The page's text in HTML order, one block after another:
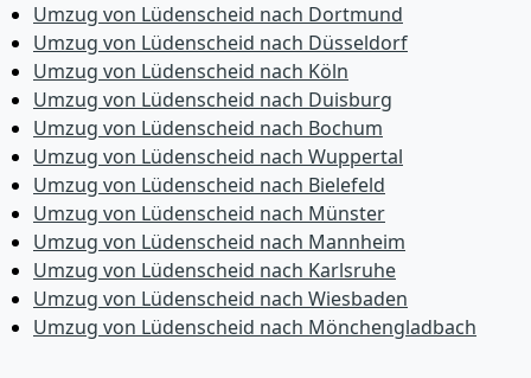
Umzug von Lüdenscheid nach Dortmund
Umzug von Lüdenscheid nach Düsseldorf
Umzug von Lüdenscheid nach Köln
Umzug von Lüdenscheid nach Duisburg
Umzug von Lüdenscheid nach Bochum
Umzug von Lüdenscheid nach Wuppertal
Umzug von Lüdenscheid nach Bielefeld
Umzug von Lüdenscheid nach Münster
Umzug von Lüdenscheid nach Mannheim
Umzug von Lüdenscheid nach Karlsruhe
Umzug von Lüdenscheid nach Wiesbaden
Umzug von Lüdenscheid nach Mönchen­gladbach